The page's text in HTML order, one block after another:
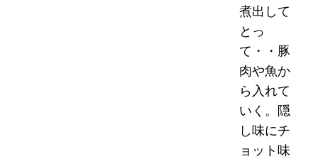
煮出して
とっ
て・・豚
肉や魚か
ら入れて
いく。隠
し味にチ
ョット味